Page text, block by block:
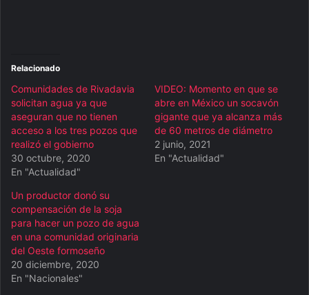
Relacionado
Comunidades de Rivadavia
solicitan agua ya que
aseguran que no tienen
acceso a los tres pozos que
realizó el gobierno
30 octubre, 2020
En "Actualidad"
VIDEO: Momento en que se
abre en México un socavón
gigante que ya alcanza más
de 60 metros de diámetro
2 junio, 2021
En "Actualidad"
Un productor donó su
compensación de la soja
para hacer un pozo de agua
en una comunidad originaria
del Oeste formoseño
20 diciembre, 2020
En "Nacionales"